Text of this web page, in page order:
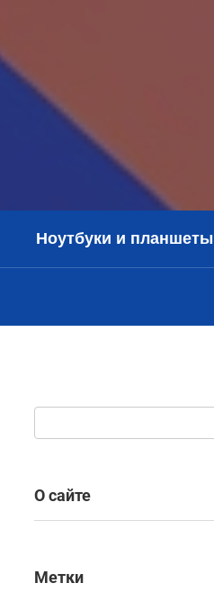
Ноутбуки и планшеты
О сайте
Метки